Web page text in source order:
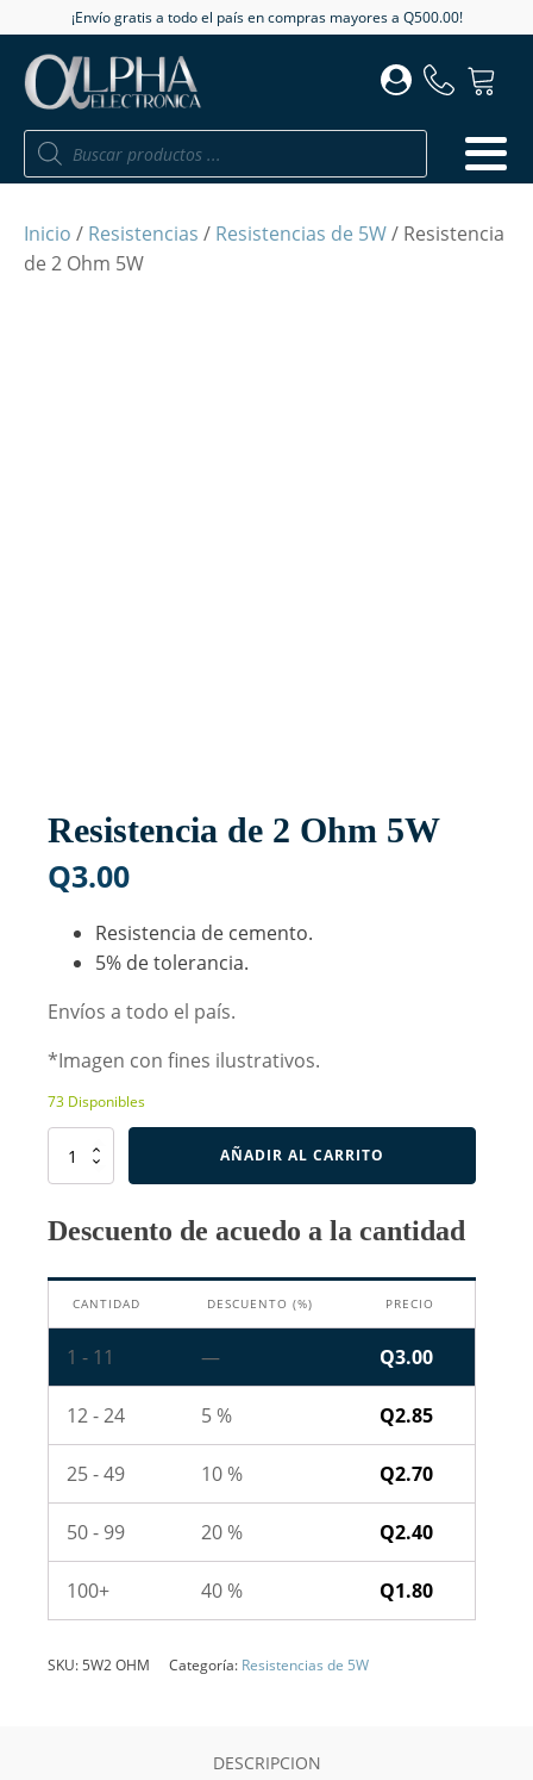
¡Envío gratis a todo el país en compras mayores a Q500.00!
Búsqueda
productos
Inicio / Resistencias / Resistencias de 5W/ Resistencia
de 2 Ohm 5W
Resistencia de 2 Ohm 5W
Q3.00
Resistencia de cemento.
5% de tolerancia.
Envíos a todo el país.
*Imagen con fines ilustrativos.
73 Disponibles
Resistencia
5W
AÑADIR AL CARRITO
Descuento de acuedo a la cantidad
CANTIDAD DESCUENTO (%) PRECIO
1 - 11 — Q3.00
12 - 24 5 % Q2.85
25 - 49 10 % Q2.70
50 - 99 20 % Q2.40
100+ 40 % Q1.80
SKU:5W2 OHM Categoría: Resistencias de 5W
DESCRIPCION